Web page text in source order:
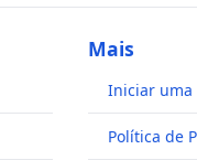
Mais
Iniciar uma
Política de